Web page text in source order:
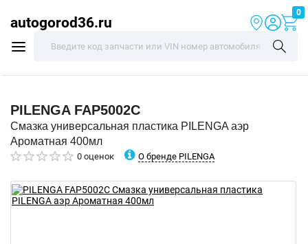
autogorod36.ru
0
PILENGA FAP5002C
Смазка универсальная пластика PILENGA аэр
Ароматная 400мл
0 оценок О бренде PILENGA